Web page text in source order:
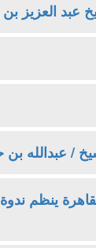
عبد العزيز
/ عبدالله
ينظم